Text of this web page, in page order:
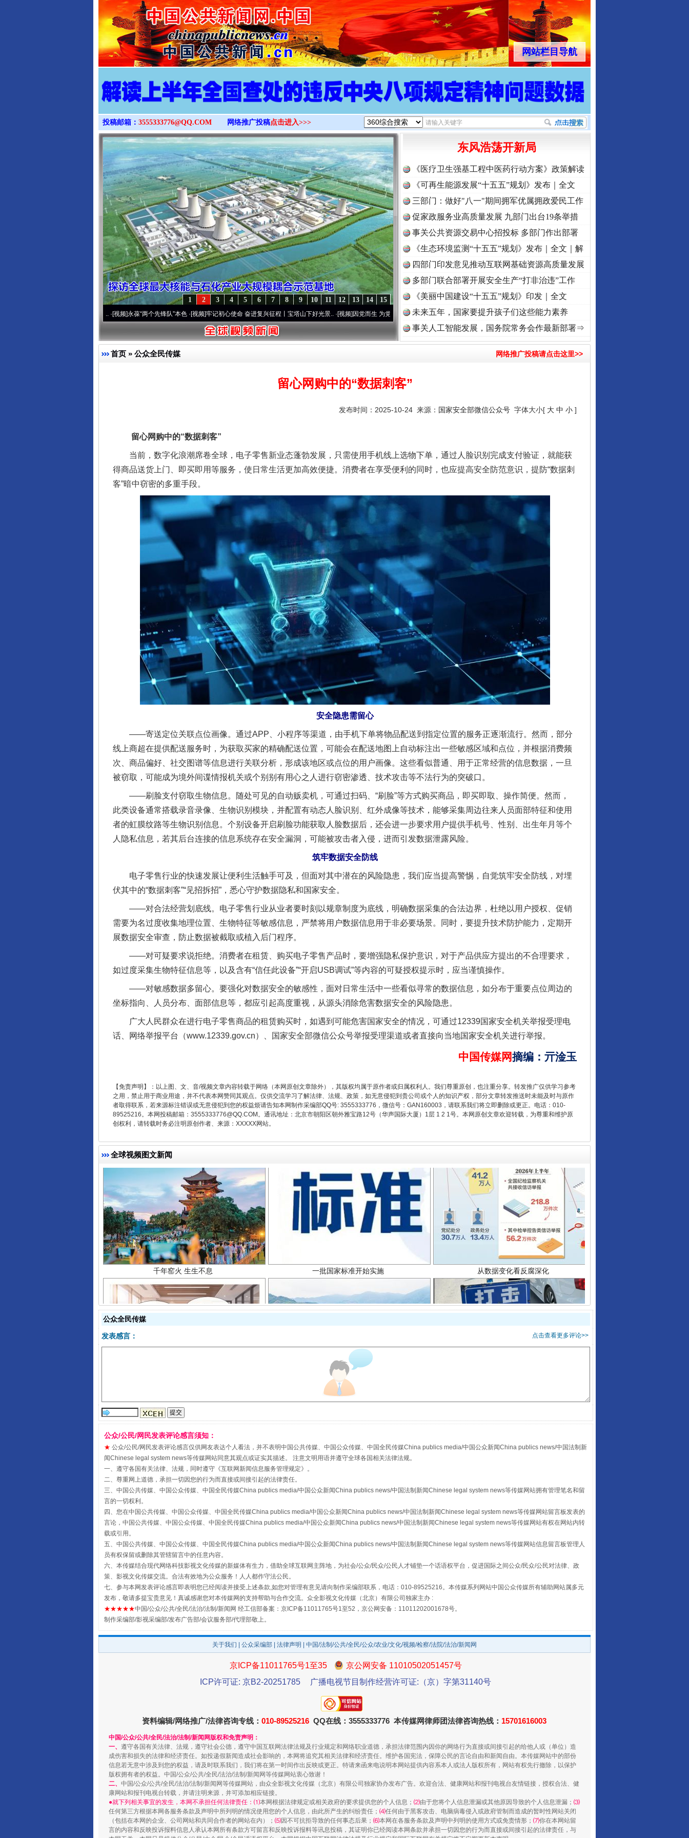
>
网站栏目导航
投稿邮箱： 3555333776@QQ.COM 网络推广投稿点击进入>>>
15
14
13
12
11
10
9
8
7
6
5
4
3
2
1
永葆“两个先锋队”本色·[视频]牢记初心使命 奋进复兴征程丨宝塔山下好光景..·[视频]因党而生 为党而战——百年“纪”事⑧加强纪律..·[视频]牢记初心使命 奋进复兴征程丨“转折之城”激荡..
东风浩荡开新局
《医疗卫生强基工程中医药行动方案》政策解读
《可再生能源发展“十五五”规划》发布｜全文
三部门：做好"八一"期间拥军优属拥政爱民工作
促家政服务业高质量发展 九部门出台19条举措
事关公共资源交易中心招投标 多部门作出部署
《生态环境监测“十五五”规划》发布｜全文｜解
读
四部门印发意见推动互联网基础资源高质量发展
多部门联合部署开展安全生产“打非治违”工作
《美丽中国建设“十五五”规划》印发｜全文
未来五年，国家要提升孩子们这些能力素养
事关人工智能发展，国务院常务会作最新部署⇒
首页 » 公众全民传媒 网络推广投稿请点击这里>>
留心网购中的“数据刺客”
发布时间：2025-10-24 来源： 国家安全部微信公众号 字体大小[ 大 中 小 ]
留心网购中的“数据刺客”
当前，数字化浪潮席卷全球，电子零售新业态蓬勃发展，只需使用手机线上选物下单，通过人脸识别完成支付验证，就能获
得商品送货上门、即买即用等服务，使日常生活更加高效便捷。消费者在享受便利的同时，也应提高安全防范意识，提防“数据刺
客”暗中窃密的多重手段。
安全隐患需留心
——寄送定位关联点位画像。通过APP、小程序等渠道，由手机下单将物品配送到指定位置的服务正逐渐流行。然而，部分
线上商超在提供配送服务时，为获取买家的精确配送位置，可能会在配送地图上自动标注出一些敏感区域和点位，并根据消费频
次、商品偏好、社交图谱等信息进行关联分析，形成该地区或点位的用户画像。这些看似普通、用于正常经营的信息数据，一旦
被窃取，可能成为境外间谍情报机关或个别别有用心之人进行窃密渗透、技术攻击等不法行为的突破口。
——刷脸支付窃取生物信息。随处可见的自动贩卖机，可通过扫码、“刷脸”等方式购买商品，即买即取、操作简便。然而，
此类设备通常搭载录音录像、生物识别模块，并配置有动态人脸识别、红外成像等技术，能够采集周边往来人员面部特征和使用
者的虹膜纹路等生物识别信息。个别设备开启刷脸功能获取人脸数据后，还会进一步要求用户提供手机号、性别、出生年月等个
人隐私信息，若其后台连接的信息系统存在安全漏洞，可能被攻击者入侵，进而引发数据泄露风险。
筑牢数据安全防线
电子零售行业的快速发展让便利生活触手可及，但面对其中潜在的风险隐患，我们应当提高警惕，自觉筑牢安全防线，对埋
伏其中的“数据刺客”“见招拆招”，悉心守护数据隐私和国家安全。
——对合法经营划底线。电子零售行业从业者要时刻以规章制度为底线，明确数据采集的合法边界，杜绝以用户授权、促销
需要为名过度收集地理位置、生物特征等敏感信息，严禁将用户数据信息用于非必要场景。同时，要提升技术防护能力，定期开
展数据安全审查，防止数据被截取或植入后门程序。
——对可疑要求说拒绝。消费者在租赁、购买电子零售产品时，要增强隐私保护意识，对于产品供应方提出的不合理要求，
如过度采集生物特征信息等，以及含有“信任此设备”“开启USB调试”等内容的可疑授权提示时，应当谨慎操作。
——对敏感数据多留心。要强化对数据安全的敏感性，面对日常生活中一些看似寻常的数据信息，如分布于重要点位周边的
坐标指向、人员分布、面部信息等，都应引起高度重视，从源头消除危害数据安全的风险隐患。
广大人民群众在进行电子零售商品的租赁购买时，如遇到可能危害国家安全的情况，可通过12339国家安全机关举报受理电
话、网络举报平台（www.12339.gov.cn）、国家安全部微信公众号举报受理渠道或者直接向当地国家安全机关进行举报。
中国传媒网摘编 ： 亓淦玉
【免责声明】：以上图、文、音/视频文章内容转载于网络（本网原创文章除外），其版权均属于原作者或归属权利人。我们尊重原创，也注重分享。转发推广仅供学习参考
之用，禁止用于商业用途，并不代表本网赞同其观点。仅供交流学习了解法律、法规、政策，如无意侵犯到贵公司或个人的知识产权，部分文章转发推送时未能及时与原作
者取得联系，若来源标注错误或无意侵犯到您的权益烦请告知本网制作采编部QQ号: 3555333776，微信号：GAN160003，请联系我们将立即删除或更正。电话：010-
89525216。本网投稿邮箱：3555333776@QQ.COM。通讯地址：北京市朝阳区朝外雅宝路12号（华声国际大厦）1层 1 2 1号。本网原创文章欢迎转载，为尊重和维护原
创权利，请转载时务必注明原创作者、来源：XXXXX网站。
全球视频图文新闻
完善运行机制助力责任有效落实
千年窑火 生生不息 一批国家标准开始实施 从数据变化看反腐深化
酒驾未被当场查获能处罚吗
受贿1.44亿！段成刚被判无期
全民健身五年计划来了！等你上场 事关残疾人未来5年
阿坝州三大球赛在茂县开幕 规模最大的光氢储一体化项目 走走走！国家喊你健身啦
公众全民传媒
点击查看更多评论>>
发表感言：
公众/公民/网民发表评论感言须知：
★ 公众/公民/网民发表评论感言仅供网友表达个人看法，并不表明中国公共传媒、中国公众传媒、中国全民传媒China publics media/中国公众新闻China publics news/中国法制新
闻Chinese legal system news等传媒网站同意其观点或证实其描述。 注意文明用语并遵守全球各国相关法律法规。
一、遵守各国有关法律、法规，同时遵守《互联网新闻信息服务管理规定》。
二、尊重网上道德，承担一切因您的行为而直接或间接引起的法律责任。
三、中国公共传媒、中国公众传媒、中国全民传媒China publics media/中国公众新闻China publics news/中国法制新闻Chinese legal system news等传媒网站拥有管理笔名和留
言的一切权利。
四、您在中国公共传媒、中国公众传媒、中国全民传媒China publics media/中国公众新闻China publics news/中国法制新闻Chinese legal system news等传媒网站留言板发表的
言论，中国公共传媒、中国公众传媒、中国全民传媒China publics media/中国公众新闻China publics news/中国法制新闻Chinese legal system news等传媒网站有权在网站内转
载或引用。
五、中国公共传媒、中国公众传媒、中国全民传媒China publics media/中国公众新闻China publics news/中国法制新闻Chinese legal system news等传媒网站信息留言板管理人
员有权保留或删除其管辖留言中的任意内容。
六、本传媒结合现代网络科技影视文化传媒的新媒体有生力，借助全球互联网主阵地，为社会/公众/民众/公民人才铺垫一个话语权平台，促进国际之间公众/民众/公民对法律、政
策、影视文化传媒交流。合法有效地为公众服务！人人都作守法公民。
七、参与本网发表评论感言即表明您已经阅读并接受上述条款,如您对管理有意见请向制作采编部联系，电话：010-89525216。本传媒系列网站中国公众传媒所有辅助网站属多元
发布，敬请多提宝贵意见！真诚感谢您对本传媒网的支持帮助与合作交流。众全影视文化传媒（北京）有限公司独家主办 :
★★★★★中国/公众/公共/全民/法治/法制/新闻网 经工信部备案：京ICP备11011765号1至52，京公网安备：11011202001678号。
制作采编部/影视采编部/发布广告部/会议服务部/代理部敬上。
关于我们 公众采编部 法律声明 | 中国/法制/公共/全民/公众/农业/文化/视频/检察/法院/法治/新闻网
京ICP备11011765号1至35
京公网安备 11010502051457号
ICP许可证: 京B2-20251785
广播电视节目制作经营许可证:（京）字第31140号
资料编辑/网络推广/法律咨询专线： 010-89525216 QQ在线：3555333776 本传媒网律师团法律咨询热线： 15701616003
中国/公众/公共/全民/法治/法制/新闻网版权和免责声明：
一、 遵守各国有关法律、法规，遵守社会公德，遵守中国互联网法律法规及行业规定和网络职业道德，承担法律范围内因你的网络行为直接或间接引起的给他人或（单位）造
成伤害和损失的法律和经济责任。如投递假新闻造成社会影响的，本网将追究其相关法律和经济责任。维护各国宪法，保障公民的言论自由和新闻自由。本传媒网站中的部份
信息若无意中涉及到您的权益，请及时联系我们，我们将在第一时间作出反映或更正。特请来函来电说明本网站提供内容系本人或法人版权所有，网站有权先行撤除，以保护
版权拥有者的权益。中国/公众/公共/全民/法治/法制/新闻网等传媒网站衷心致谢！
二、 中国/公众/公共/全民/法治/法制/新闻网等传媒网站，由众全影视文化传媒（北京）有限公司独家协办发布广告。欢迎合法、健康网站和报刊电视台友情链接，授权合法、健
康网站和报刊电视台转载，并请注明来源，并可添加相应链接。
●就下列相关事宜的发生，本网不承担任何法律责任：⑴本网根据法律规定或相关政府的要求提供您的个人信息； ⑵由于您将个人信息泄漏或其他原因导致的个人信息泄漏； ⑶
任何第三方根据本网各服务条款及声明中所列明的情况使用您的个人信息，由此所产生的纠纷责任； ⑷任何由于黑客攻击、电脑病毒侵入或政府管制而造成的暂时性网站关闭
（包括在本网的企业、公司网站和共同合作者的网站在内）； ⑸因不可抗拒导致的任何事态后果； ⑹本网在各服务条款及声明中列明的使用方式或免责情形； ⑺你在本网站留
言的内容和反映投诉报料信息人承认本网所有条款方可留言和反映投诉报料等讯息投稿，其证明你已经阅读本网条款并承担一切因您的行为而直接或间接引起的法律责任，与